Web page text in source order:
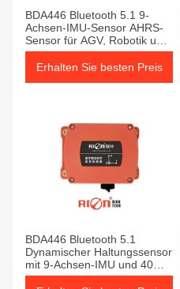
BDA446 Bluetooth 5.1 9-
Achsen-IMU-Sensor AHRS-
Sensor für AGV, Robotik und
Motion Tracking
Erhalten Sie besten Preis
BDA446 Bluetooth 5.1
Dynamischer Haltungssensor
mit 9-Achsen-IMU und 40m-
Übertragung für